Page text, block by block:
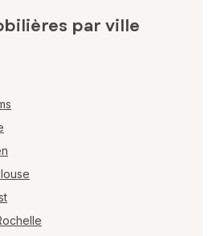
par ville